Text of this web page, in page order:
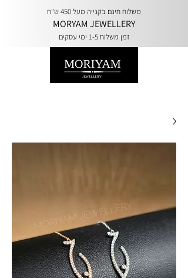
משלוח חינם בקנייה מעל 450 ש"ח
MORYAM JEWELLERY
זמן משלוח 1-5 ימי עסקים